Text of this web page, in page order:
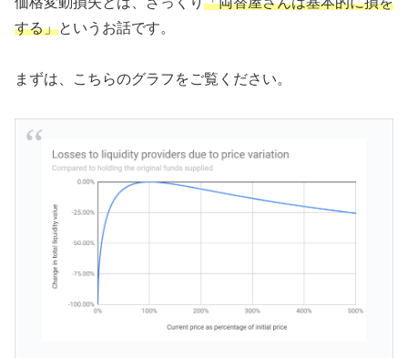
する」というお話です。
まずは、こちらのグラフをご覧ください。